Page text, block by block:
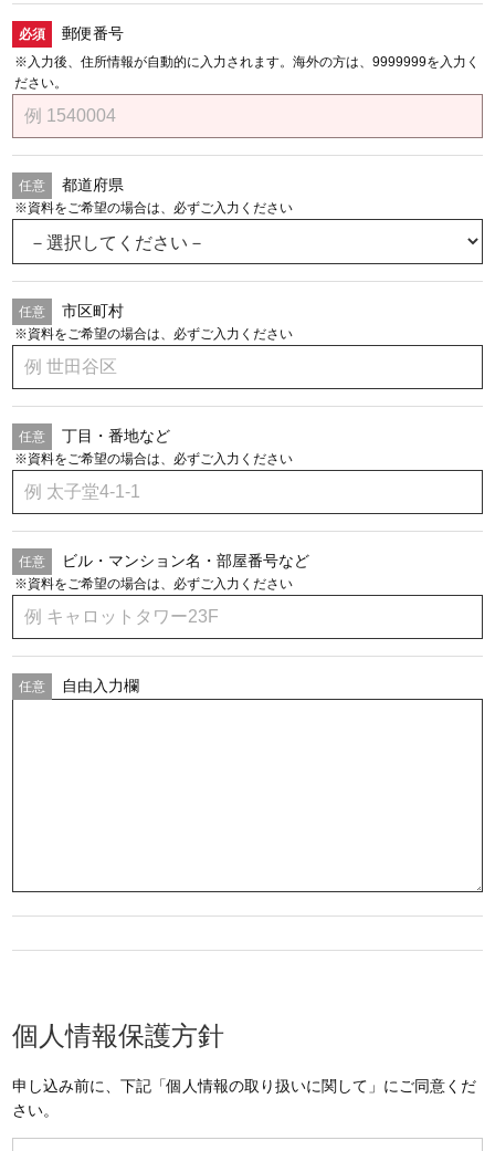
郵便番号
※入力後、住所情報が自動的に入力されます。海外の方は、9999999を入力く
ださい。
都道府県
※資料をご希望の場合は、必ずご入力ください
市区町村
※資料をご希望の場合は、必ずご入力ください
丁目・番地など
※資料をご希望の場合は、必ずご入力ください
ビル・マンション名・部屋番号など
※資料をご希望の場合は、必ずご入力ください
自由入力欄
個人情報保護方針
申し込み前に、下記「個人情報の取り扱いに関して」にご同意くだ
さい。